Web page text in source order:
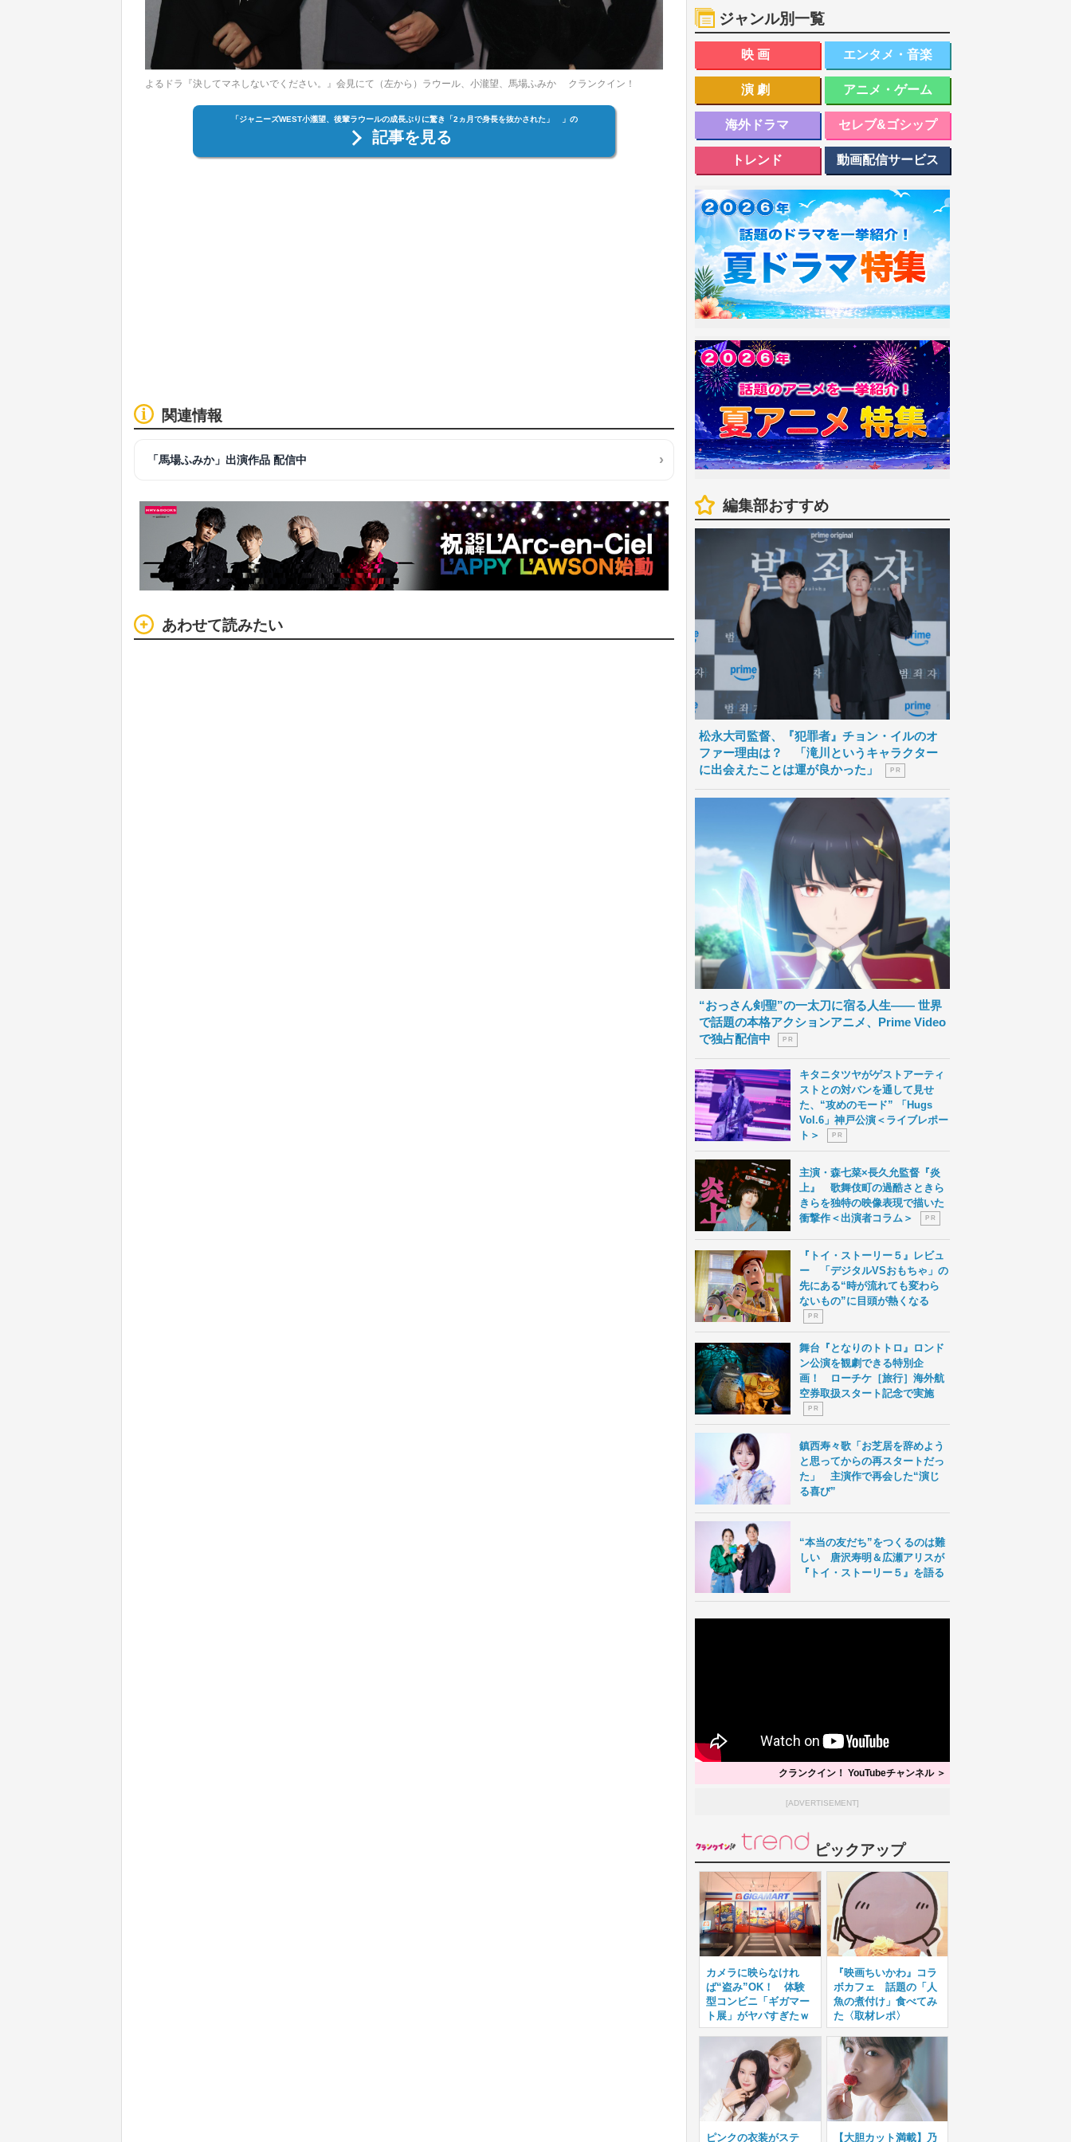
よるドラ『決してマネしないでください。』会見にて（左から）ラウール、小瀧望、馬場ふみか クランクイン！
「ジャニーズWEST小瀧望、後輩ラウールの成長ぶりに驚き「2ヵ月で身長を抜かされた」 」の
記事を見る
関連情報
「馬場ふみか」出演作品 配信中
あわせて読みたい
ジャンル別一覧
映画 エンタメ・音楽
演劇 アニメ・ゲーム
海外ドラマ セレブ&ゴシップ
トレンド 動画配信サービス
編集部おすすめ
松永大司監督、『犯罪者』チョン・イルのオ
ファー理由は？ 「滝川というキャラクター
に出会えたことは運が良かった」
P R
“おっさん剣聖”の一太刀に宿る人生―― 世界
で話題の本格アクションアニメ、Prime Video
で独占配信中
P R
キタニタツヤがゲストアーティ
ストとの対バンを通して見せ
た、“攻めのモード” 「Hugs
Vol.6」神戸公演＜ライブレポー
ト＞
P R
主演・森七菜×長久允監督『炎
上』 歌舞伎町の過酷さときら
きらを独特の映像表現で描いた
衝撃作＜出演者コラム＞
P R
『トイ・ストーリー５』レビュ
ー 「デジタルVSおもちゃ」の
先にある“時が流れても変わら
ないもの”に目頭が熱くなる
P R
舞台『となりのトトロ』ロンド
ン公演を観劇できる特別企
画！ ローチケ［旅行］海外航
空券取扱スタート記念で実施
P R
鎮西寿々歌「お芝居を辞めよう
と思ってからの再スタートだっ
た」 主演作で再会した“演じ
る喜び”
“本当の友だち”をつくるのは難
しい 唐沢寿明＆広瀬アリスが
『トイ・ストーリー５』を語る
クランクイン！ YouTubeチャンネル ＞
[ADVERTISEMENT]
ピックアップ
カメラに映らなけれ
ば“盗み”OK！ 体験
型コンビニ「ギガマー
ト展」がヤバすぎたｗ
『映画ちいかわ』コラ
ボカフェ 話題の「人
魚の煮付け」食べてみ
た〈取材レポ〉
ピンクの衣装がステ 【大胆カット満載】乃